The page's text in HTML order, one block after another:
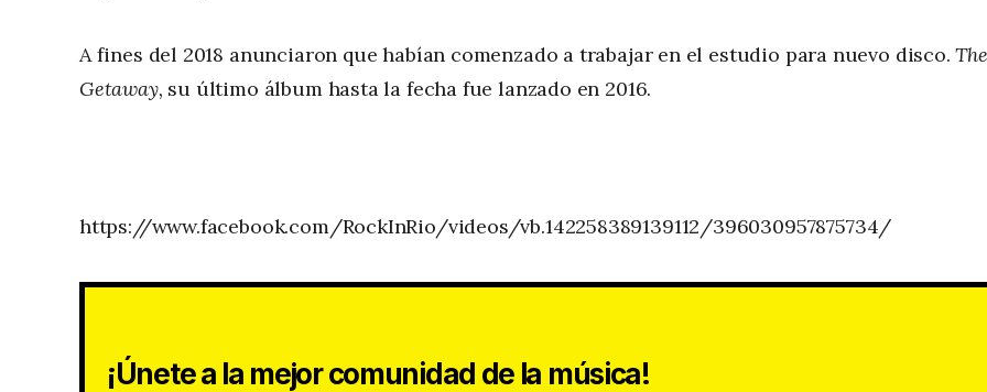
A fines del 2018 anunciaron que habían comenzado a trabajar en el estudio para nuevo disco.The
Getaway, su último álbum hasta la fecha fue lanzado en 2016.
https://www.facebook.com/RockInRio/videos/vb.142258389139112/396030957875734/
¡Únete a la mejor comunidad de la música!